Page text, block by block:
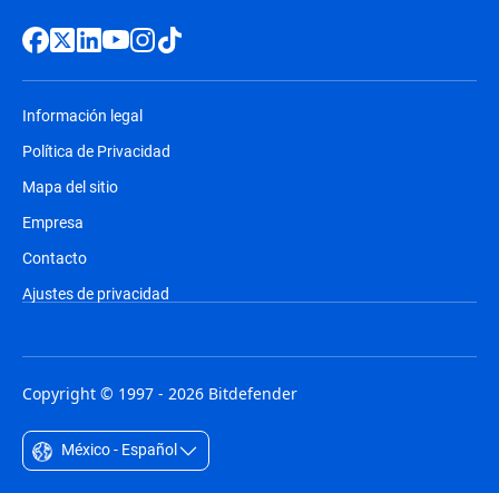
Información legal
Política de Privacidad
Mapa del sitio
Empresa
Contacto
Ajustes de privacidad
Copyright © 1997 - 2026 Bitdefender
México - Español